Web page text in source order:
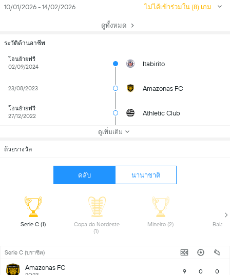
10/01/2026 - 14/02/2026 ไม่ได้เข้าร่วมใน (8) เกม
ดูทั้งหมด
ระวัติด้านอาชีพ
โอนย้ายฟรี
02/09/2024
Itabirito
23/08/2023 Amazonas FC
โอนย้ายฟรี
27/12/2022
Athletic Club
ดูเพิ่มเติม
ถ้วยรางวัล
คลับ นานาชาติ
Copa do Nordeste
Serie C (บราซิล)
Amazonas FC 9 0 0